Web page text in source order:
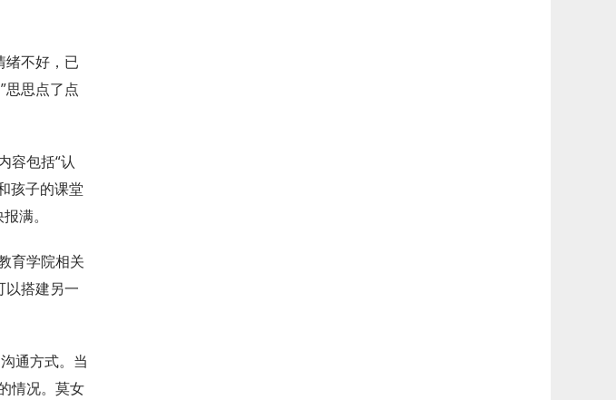
绪不好，已
思思点了点
容包括“认
孩子的课堂
满。
育学院相关
以搭建另一
通方式。当
情况。莫女